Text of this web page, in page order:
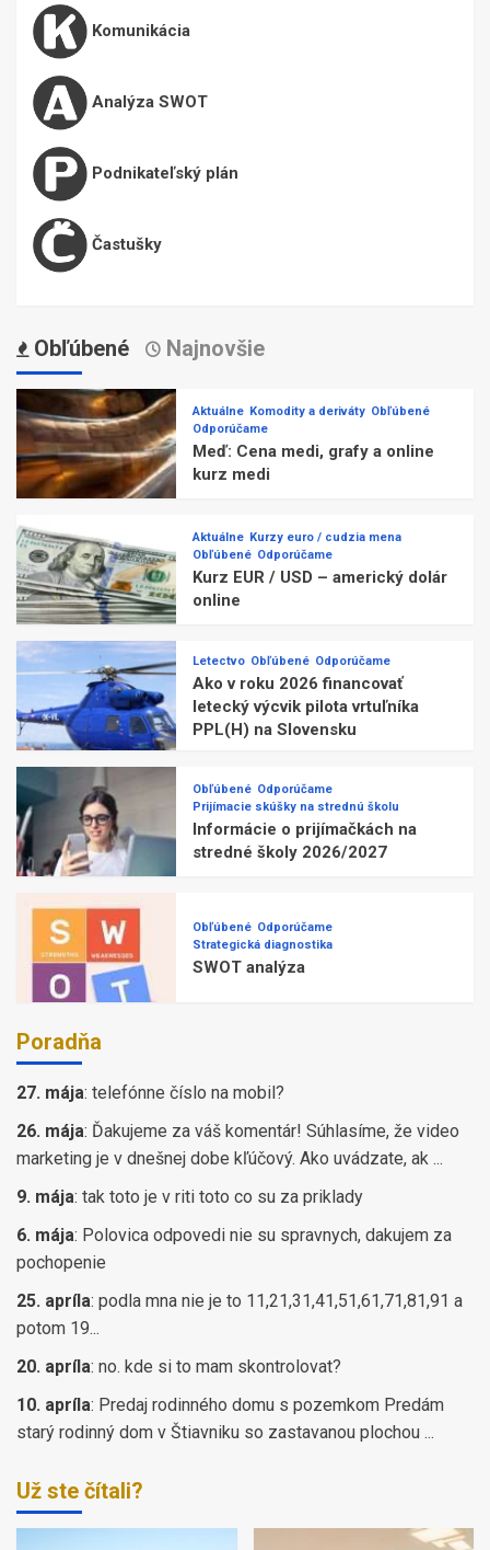
Komunikácia
Analýza SWOT
Podnikateľský plán
Častušky
Obľúbené Najnovšie
Aktuálne Komodity a deriváty Obľúbené
Odporúčame
Meď: Cena medi, grafy a online
kurz medi
Aktuálne Kurzy euro / cudzia mena
Obľúbené Odporúčame
Kurz EUR / USD – americký dolár
online
Letectvo Obľúbené Odporúčame
Ako v roku 2026 financovať
letecký výcvik pilota vrtuľníka
PPL(H) na Slovensku
Obľúbené Odporúčame
Prijímacie skúšky na strednú školu
Informácie o prijímačkách na
stredné školy 2026/2027
Obľúbené Odporúčame
Strategická diagnostika
SWOT analýza
Poradňa
27. mája: telefónne číslo na mobil?
26. mája: Ďakujeme za váš komentár! Súhlasíme, že video
marketing je v dnešnej dobe kľúčový. Ako uvádzate, ak ...
9. mája: tak toto je v riti toto co su za priklady
6. mája: Polovica odpovedi nie su spravnych, dakujem za
pochopenie
25. apríla: podla mna nie je to 11,21,31,41,51,61,71,81,91 a
potom 19...
20. apríla: no. kde si to mam skontrolovat?
10. apríla: Predaj rodinného domu s pozemkom Predám
starý rodinný dom v Štiavniku so zastavanou plochou ...
Už ste čítali?